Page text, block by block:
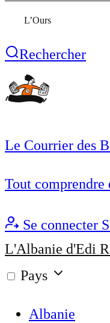
L’Ours
Rechercher
Le Courrier des
Tout comprendre
Se connecter
L'Albanie d'Edi
Pays
Albanie